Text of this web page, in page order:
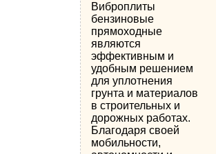
Виброплиты
бензиновые
прямоходные
являются
эффективным и
удобным решением
для уплотнения
грунта и материалов
в строительных и
дорожных работах.
Благодаря своей
мобильности,